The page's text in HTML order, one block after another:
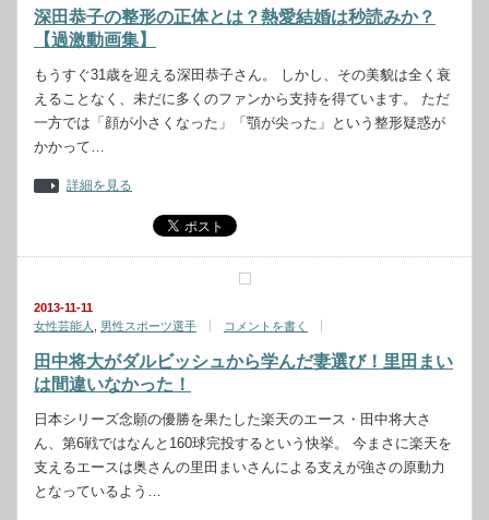
深田恭子の整形の正体とは？熱愛結婚は秒読みか？
【過激動画集】
もうすぐ31歳を迎える深田恭子さん。 しかし、その美貌は全く衰
えることなく、未だに多くのファンから支持を得ています。 ただ
一方では「顔が小さくなった」「顎が尖った」という整形疑惑が
かかって…
詳細を見る
2013-11-11
女性芸能人
男性スポーツ選手 コメントを書く
田中将大がダルビッシュから学んだ妻選び！里田まい
は間違いなかった！
日本シリーズ念願の優勝を果たした楽天のエース・田中将大さ
ん、第6戦ではなんと160球完投するという快挙。 今まさに楽天を
支えるエースは奥さんの里田まいさんによる支えが強さの原動力
となっているよう…